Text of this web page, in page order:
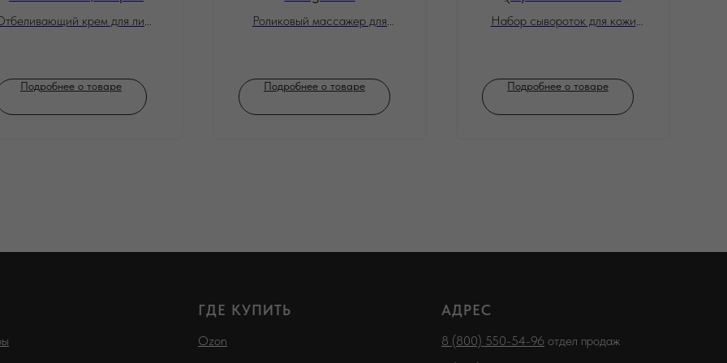
крем для лица
Подробнее о товаре
Роликовый массажер для
Подробнее о товаре
Vitamin C + Retinol
2.5%)
Набор сывороток для кожи
набор 3 х 30 мл
Подробнее о товаре
ГДЕ КУПИТЬ
Ozon
АДРЕС
8 (800) 550-54-96 отдел продаж